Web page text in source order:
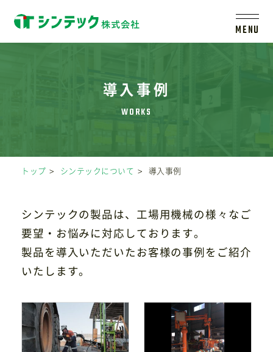
MENU
新着情報
採用情報
CAD/PDFデータ お問い合わせ
導入事例
トップ シンテックについて 導入事例
シンテックの製品は、工場用機械の様々なご
要望・お悩みに対応しております。
製品を導入いただいたお客様の事例をご紹介
いたします。